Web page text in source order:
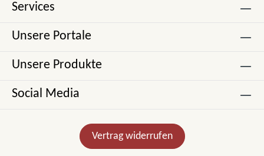
Services
Unsere Portale
Unsere Produkte
Social Media
Vertrag widerrufen